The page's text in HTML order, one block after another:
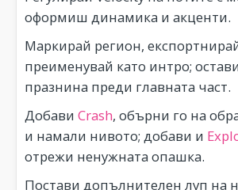
оформиш динамика и акценти.
Маркирай регион,
преименувай като интро;
празнина преди главната част.
Добави Crash, обърни го на
и намали нивото; добави и
отрежи ненужната опашка.
Постави допълнителен луп на